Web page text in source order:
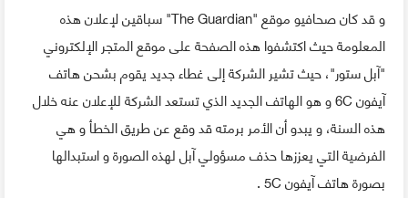
و قد كان صحافيو موقع "The Guardian" سباقين لإعلان هذه
المعلومة حيث اكتشفوا هذه الصفحة على موقع المتجر الإلكتروني
"آبل ستور"، حيث تشير الشركة إلى غطاء جديد يقوم بشحن هاتف
آيفون 6C و هو الهاتف الجديد الذي تستعد الشركة للإعلان عنه خلال
هذه السنة، و يبدو أن الأمر برمته قد وقع عن طريق الخطأ و هي
الفرضية التي يعززها حذف مسؤولي آبل لهذه الصورة و استبدالها
بصورة هاتف آيفون 5C .